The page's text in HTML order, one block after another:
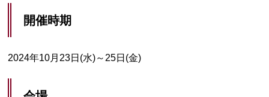
開催時期
2024年10月23日(水)～25日(金)